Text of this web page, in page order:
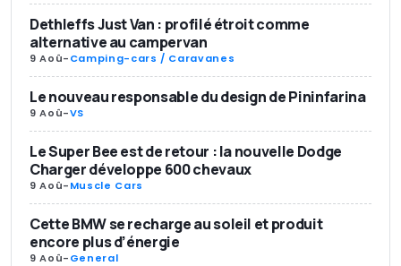
Dethleffs Just Van : profilé étroit comme
alternative au campervan
9 Aoû-Camping-cars / Caravanes
Le nouveau responsable du design de Pininfarina
9 Aoû-VS
Le Super Bee est de retour : la nouvelle Dodge
Charger développe 600 chevaux
9 Aoû-Muscle Cars
Cette BMW se recharge au soleil et produit
encore plus d’énergie
9 Aoû-General